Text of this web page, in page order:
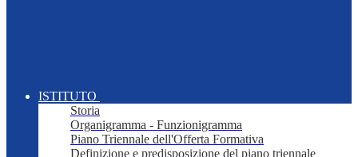
ISTITUTO
Storia
Organigramma - Funzionigramma
Piano Triennale dell'Offerta Formativa
Definizione e predisposizione del piano triennale